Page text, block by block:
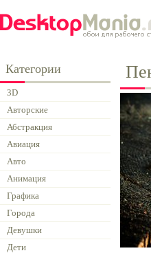
Категории
3D
Авторские
Абстракция
Авиация
Авто
Анимация
Графика
Города
Девушки
Дети